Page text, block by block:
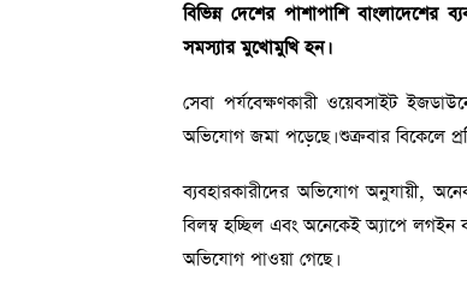
বিভিন্ন দেশের পাশাপাশি বাংলাদেশের
সমস্যার মুখোমুখি হন।
সেবা পর্যবেক্ষণকারী ওয়েবসাইট
অভিযোগ জমা পড়েছে। শুক্রবার বিকেলে
ব্যবহারকারীদের অভিযোগ অনুযায়ী,
বিলম্ব হচ্ছিল এবং অনেকেই অ্যাপে লগইন
অভিযোগ পাওয়া গেছে।